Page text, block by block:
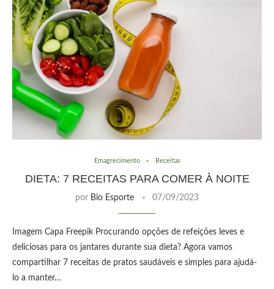
Emagrecimento Receitas
DIETA: 7 RECEITAS PARA COMER À NOITE
por Bio Esporte 07/09/2023
Imagem Capa Freepik Procurando opções de refeições leves e
deliciosas para os jantares durante sua dieta? Agora vamos
compartilhar 7 receitas de pratos saudáveis ​​e simples para ajudá-
lo a manter…